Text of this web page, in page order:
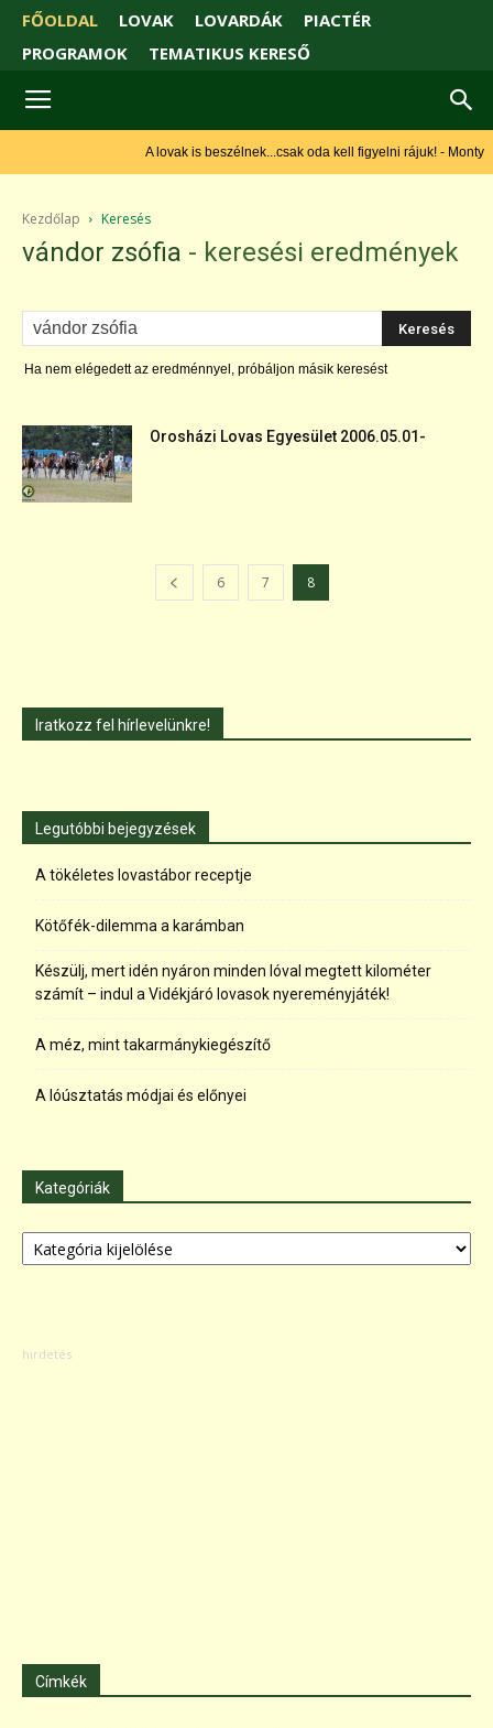
FŐOLDAL LOVAK LOVARDÁK
PIACTÉR
PROGRAMOK
TEMATIKUS KERESŐ
A lovak is beszélnek...csak oda kell figyelni rájuk! - Monty
Kezdőlap Keresés
vándor zsófia - keresési eredmények
Ha nem elégedett az eredménnyel, próbáljon másik keresést
Orosházi Lovas Egyesület 2006.05.01-
6 7 8
Iratkozz fel hírlevelünkre!
Legutóbbi bejegyzések
A tökéletes lovastábor receptje
Kötőfék-dilemma a karámban
Készülj, mert idén nyáron minden lóval megtett kilométer
számít – indul a Vidékjáró lovasok nyereményjáték!
A méz, mint takarmánykiegészítő
A lóúsztatás módjai és előnyei
Kategóriák
Kategóriák
Címkék